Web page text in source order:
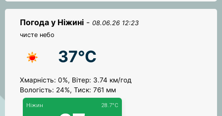
Погода у Ніжині - 08.06.26 12:23
чисте небо
37°C
Хмарність: 0%, Вітер: 3.74 км/год
Вологість: 24%, Тиск: 761 мм